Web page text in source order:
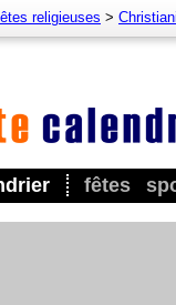
fêtes
religieuses >